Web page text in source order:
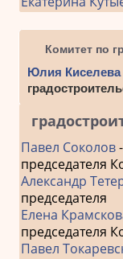
Комитет по
Юлия Киселева
Павел Соколов-
председателя
Александр
председателя
Елена
председателя
Павел